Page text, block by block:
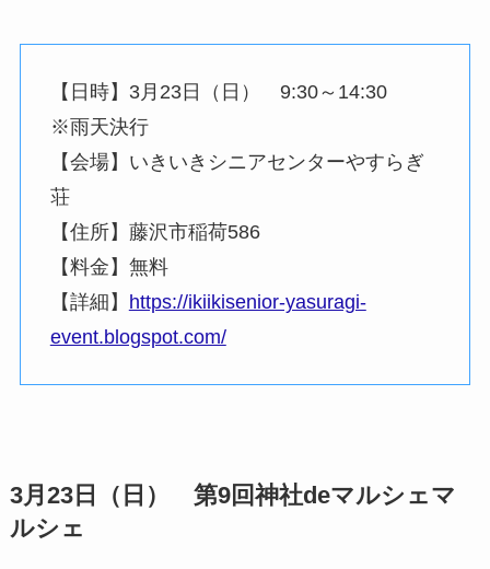
【日時】3月23日（日） 9:30～14:30
※雨天決行
【会場】いきいきシニアセンターやすらぎ
荘
【住所】藤沢市稲荷586
【料金】無料
【詳細】
https://ikiikisenior-yasuragi-
event.blogspot.com/
3月23日（日） 第9回神社deマルシェマ
ルシェ